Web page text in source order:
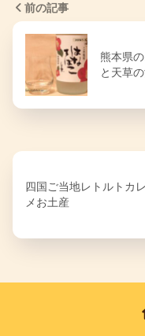
前の記事
熊本県
と天草
四国ご当地レトルトカ
メお土産